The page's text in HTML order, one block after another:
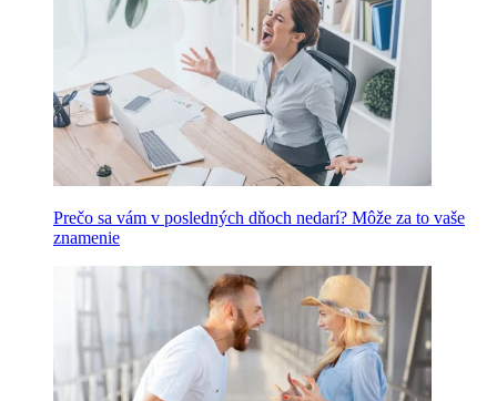
Prečo sa vám v posledných dňoch nedarí? Môže za to vaše
znamenie